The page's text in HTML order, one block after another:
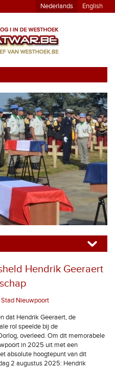
Nederlands English
Hendrik Geeraert
Nieuwpoort
dat Hendrik Geeraert, de
rol speelde bij de
overleed. Om dit memorabele
in 2025 uit met een
absolute hoogtepunt van dit
2 augustus 2025: Hendrik